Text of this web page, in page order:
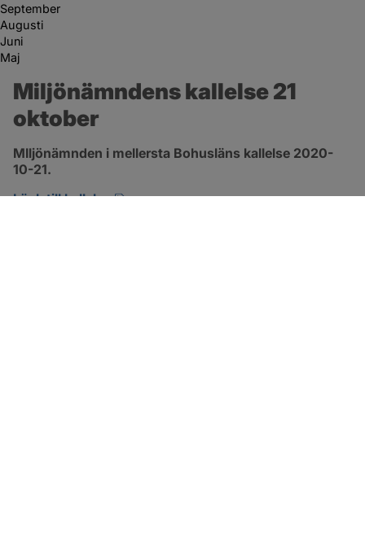
September
Augusti
Juni
Maj
Miljönämndens kallelse 21
oktober
MIljönämnden i mellersta Bohusläns kallelse 2020-
10-21.
Länk till kallelse
pdf, öppnas i nytt fönster.